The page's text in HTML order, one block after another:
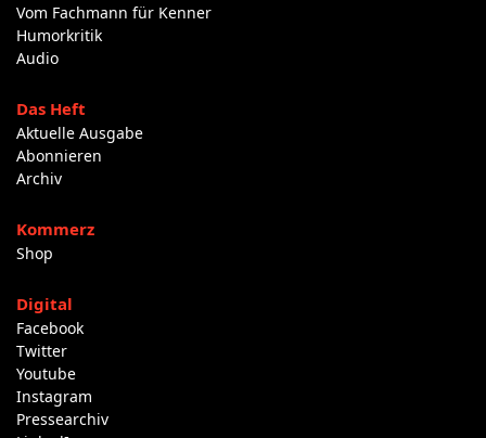
Vom Fachmann für Kenner
Humorkritik
Audio
Das Heft
Aktuelle Ausgabe
Abonnieren
Archiv
Kommerz
Shop
Digital
Facebook
Twitter
Youtube
Instagram
Pressearchiv